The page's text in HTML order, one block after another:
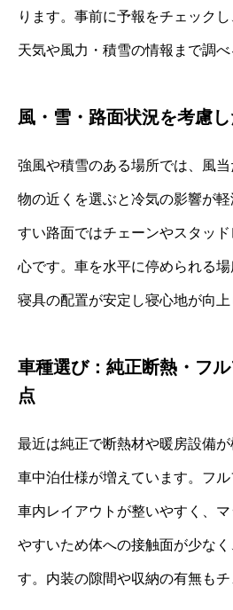
ります。事前に予報をチェック
天気や風力・積雪の情報まで調べ
風・雪・路面状況を考慮
強風や積雪のある場所では、風
物の近くを選ぶと冷気の影響が
すい路面ではチェーンやスタッ
心です。車を水平に停められる
寝具の配置が安定し寝心地が向上
車種選び：純正断熱・フ
点
最近は純正で断熱材や暖房設備
車中泊仕様が増えています。フ
車内レイアウトが整いやすく、
やすいため体への接触面が少な
す。内装の隙間や収納の有無もチ